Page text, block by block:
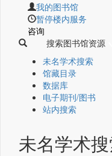
我的图书馆
暂停楼内服务
咨询
搜索图书馆资源
未名学术搜索
馆藏目录
数据库
电子期刊/图书
站内搜索
未名学术